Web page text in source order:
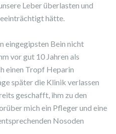
Leber überlasten und
hätte.
eingegipsten Bein nicht
vor gut 10 Jahren als
einen Tropf Heparin
später die Klinik verlassen
geschafft, ihm zu den
mich ein Pfleger und eine
Nosoden